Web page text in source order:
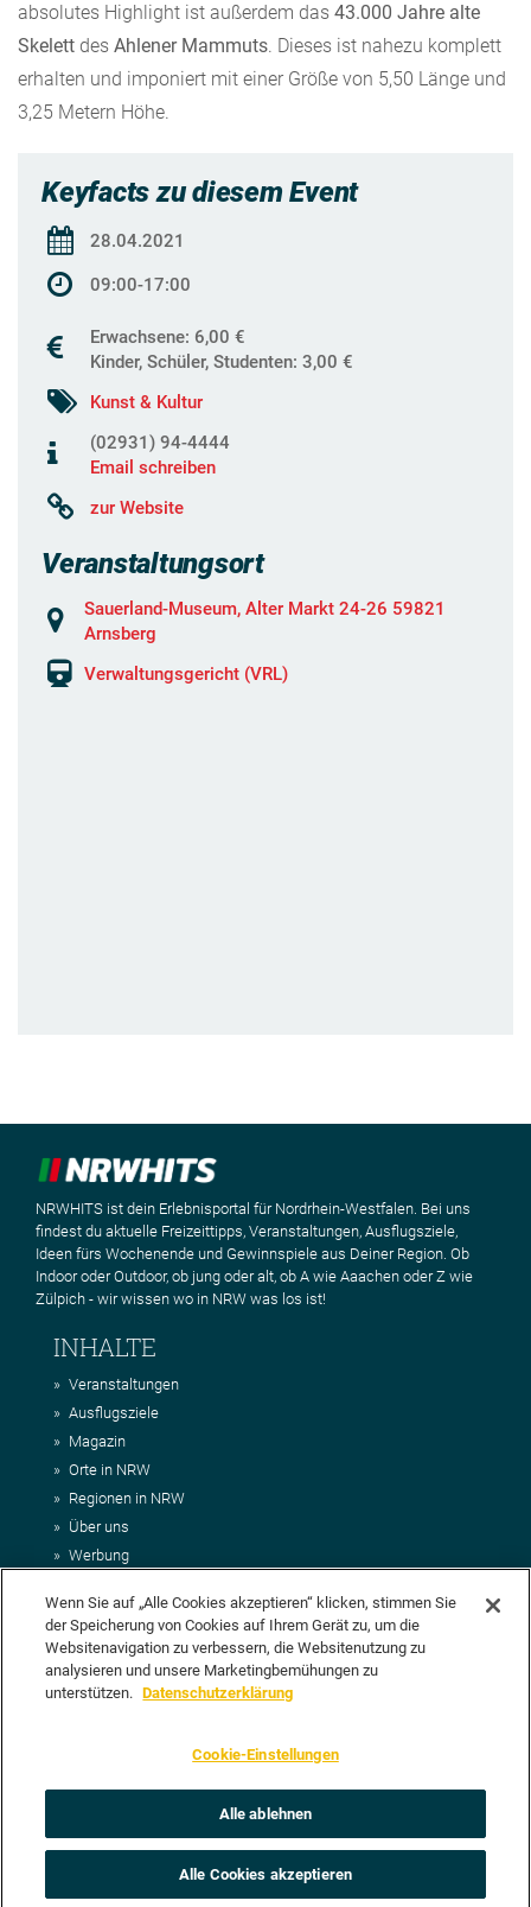
absolutes Highlight ist außerdem das 43.000 Jahre alte
Skelett des Ahlener Mammuts. Dieses ist nahezu komplett
erhalten und imponiert mit einer Größe von 5,50 Länge und
3,25 Metern Höhe.
Keyfacts zu diesem Event
28.04.2021
09:00-17:00
Erwachsene: 6,00 €
Kinder, Schüler, Studenten: 3,00 €
Kunst & Kultur
(02931) 94-4444
Email schreiben
zur Website
Veranstaltungsort
Sauerland-Museum, Alter Markt 24-26 59821
Arnsberg
Verwaltungsgericht (VRL)
NRWHITS ist dein Erlebnisportal für Nordrhein-Westfalen. Bei uns
findest du aktuelle Freizeittipps, Veranstaltungen, Ausflugsziele,
Ideen fürs Wochenende und Gewinnspiele aus Deiner Region. Ob
Indoor oder Outdoor, ob jung oder alt, ob A wie Aaachen oder Z wie
Zülpich - wir wissen wo in NRW was los ist!
INHALTE
Veranstaltungen
Ausflugsziele
Magazin
Orte in NRW
Regionen in NRW
Über uns
Werbung
Impressum
AGB
Datenschutz
DEIN VORSCHLAG FÜR NRWHITS
vorschlagen? Klasse, dann nutze doch einfach
Unsere Redaktion wird Deinen Vorschlag dann so schnell wie
Wenn Sie auf „Alle Cookies akzeptieren“ klicken, stimmen Sie
der Speicherung von Cookies auf Ihrem Gerät zu, um die
Websitenavigation zu verbessern, die Websitenutzung zu
analysieren und unsere Marketingbemühungen zu
unterstützen. Datenschutzerklärung
Cookie-Einstellungen
Alle ablehnen
Alle Cookies akzeptieren